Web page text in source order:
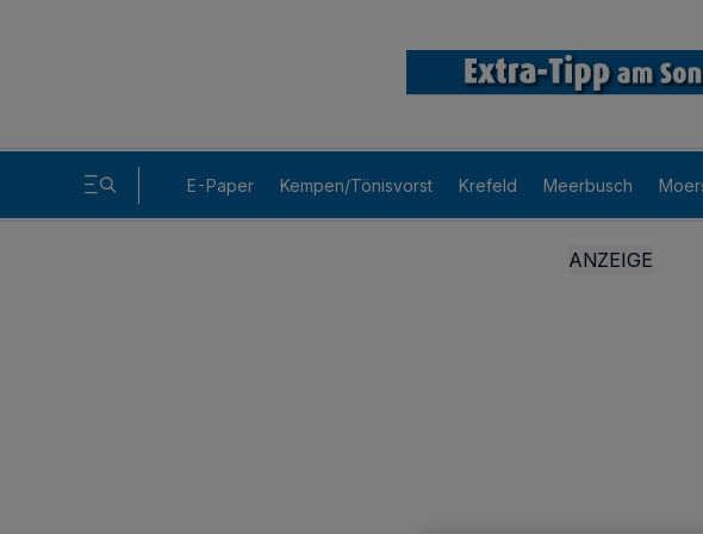
E-Paper Kempen/Tönisvorst Krefeld Meerbusch